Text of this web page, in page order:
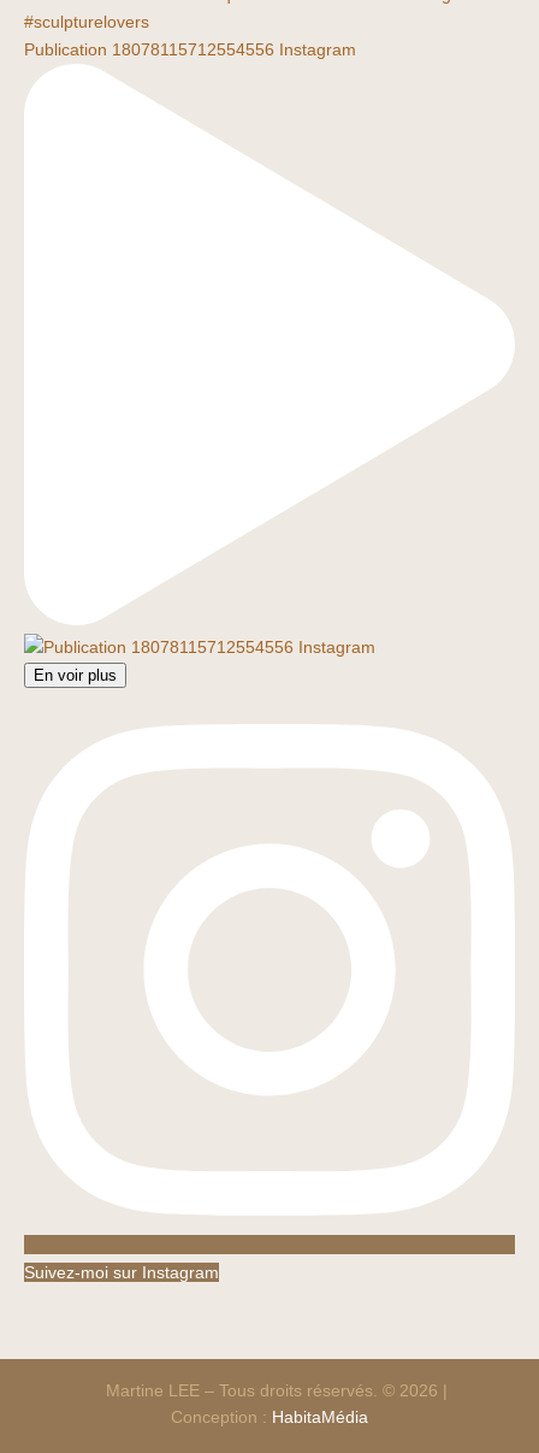
Publication 18078115712554556 Instagram
En voir plus
Suivez-moi sur Instagram
Martine LEE – Tous droits réservés. © 2026 |
Conception : HabitaMédia